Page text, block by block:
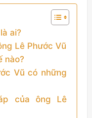
ai?
Lê Phước Vũ
nào?
Vũ có những
của ông Lê